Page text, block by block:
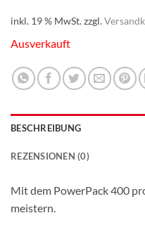
inkl. 19 % MwSt.zzgl.
Ausverkauft
BESCHREIBUNG
REZENSIONEN (0)
Mit dem PowerPack 400
meistern.